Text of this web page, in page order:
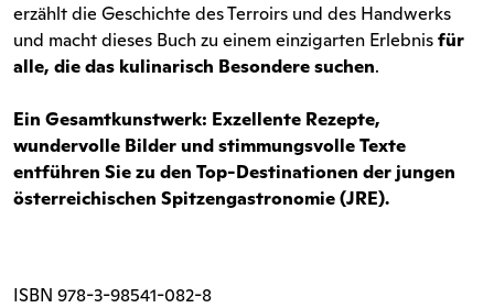
erzählt die Geschichte des Terroirs und des Handwerks
und macht dieses Buch zu einem einzigarten Erlebnisfür
alle, die das kulinarisch Besondere suchen.
Ein Gesamtkunstwerk: Exzellente Rezepte,
wundervolle Bilder und stimmungsvolle Texte
entführen Sie zu den Top-Destinationen der jungen
österreichischen Spitzengastronomie (JRE).
ISBN 978-3-98541-082-8